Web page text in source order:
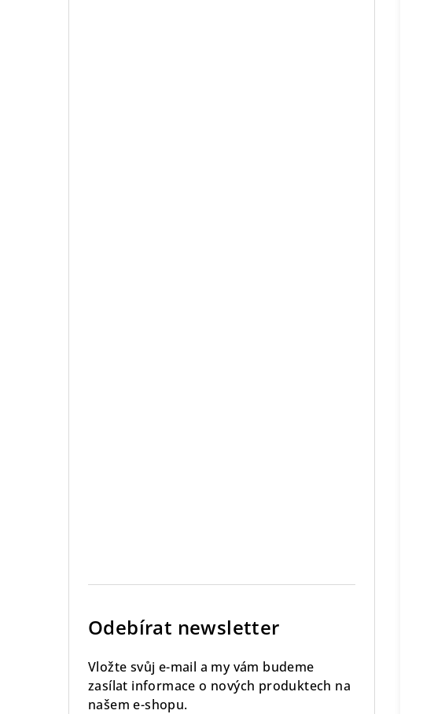
Odebírat newsletter
Vložte svůj e-mail a my vám budeme
zasílat informace o nových produktech na
našem e-shopu.